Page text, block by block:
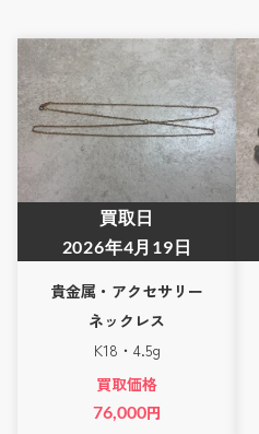
買取日
2026年4月19日
貴金属・アクセサリー
ネックレス
K18・4.5g
買取価格
76,000円